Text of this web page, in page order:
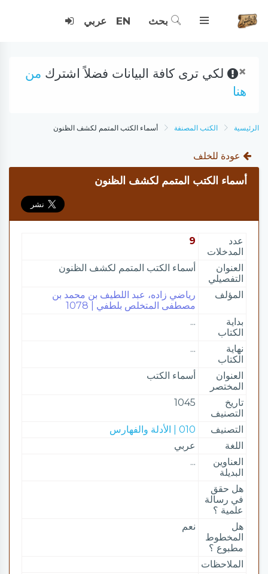
بحث EN عربي
× لكي ترى كافة البيانات فضلاً اشترك من
هنا
الرئيسية الكتب المصنفة أسماء الكتب المتمم لكشف الظنون
عودة للخلف
أسماء الكتب المتمم لكشف الظنون
عدد
المدخلات
9
العنوان
التفصيلي
أسماء الكتب المتمم لكشف الظنون
المؤلف
رياضي زاده، عبد اللطيف بن محمد بن
مصطفى المتخلص بلطفي | 1078
بداية
الكتاب
...
نهاية
الكتاب
...
العنوان
المختصر
أسماء الكتب
تاريخ
التصنيف
1045
التصنيف
010 | الأدلة والفهارس
اللغة
عربي
العناوين
البديلة
...
هل حقق
في رسالة
علمية ؟
هل
المخطوط
مطبوع ؟
نعم
الملاحظات